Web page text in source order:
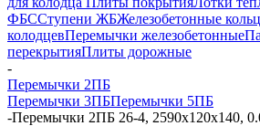
ФБССтупени ЖБЖелезобетонные
колодцевПеремычки железобетонные
перекрытияПлиты дорожные
-
Перемычки 2ПБ
Перемычки 3ПБПеремычки 5ПБ
-Перемычки 2ПБ 26-4, 2590х120х140,